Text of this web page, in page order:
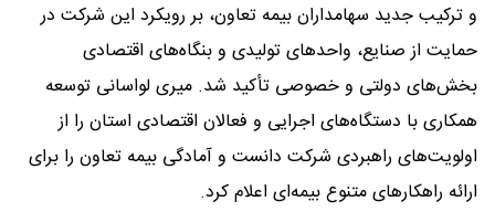
و ترکیب جدید سهامداران بیمه تعاون، بر رویکرد این شرکت در
حمایت از صنایع، واحدهای تولیدی و بنگاه‌های اقتصادی
بخش‌های دولتی و خصوصی تأکید شد. میری لواسانی توسعه
همکاری با دستگاه‌های اجرایی و فعالان اقتصادی استان را از
اولویت‌های راهبردی شرکت دانست و آمادگی بیمه تعاون را برای
ارائه راهکارهای متنوع بیمه‌ای اعلام کرد.